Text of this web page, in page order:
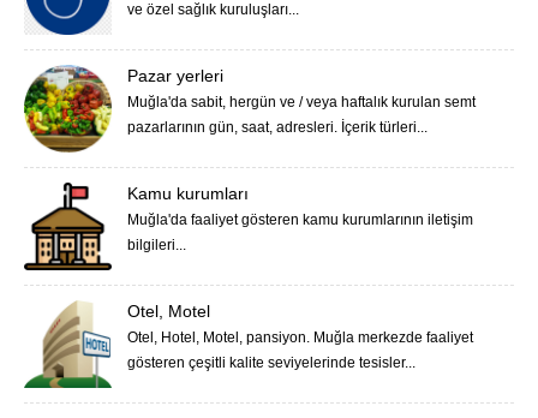
ve özel sağlık kuruluşları...
Pazar yerleri
Muğla'da sabit, hergün ve / veya haftalık kurulan semt
pazarlarının gün, saat, adresleri. İçerik türleri...
Kamu kurumları
Muğla'da faaliyet gösteren kamu kurumlarının iletişim
bilgileri...
Otel, Motel
Otel, Hotel, Motel, pansiyon. Muğla merkezde faaliyet
gösteren çeşitli kalite seviyelerinde tesisler...